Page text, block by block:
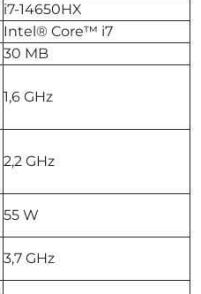
i7-14650HX
Intel® Core™ i7
30 MB
1,6 GHz
2,2 GHz
55 W
3,7 GHz